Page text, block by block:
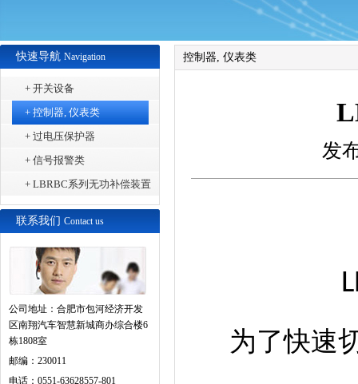
快速导航 Navigation
+ 开关设备
+ 控制器, 仪表类
+ 过电压保护器
+ 信号报警类
+ LBRBC系列无功补偿装置
联系我们 Contact us
公司地址：合肥市包河经济开发
区南翔汽车智慧新城商办综合楼6
栋1808室
邮编：230011
电话：0551-63628557-801
控制器, 仪表类
发
为了快速